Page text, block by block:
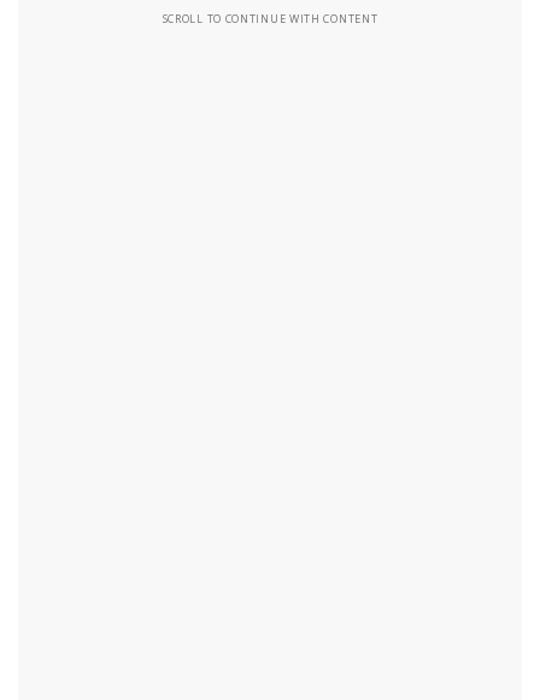
SCROLL TO CONTINUE WITH CONTENT